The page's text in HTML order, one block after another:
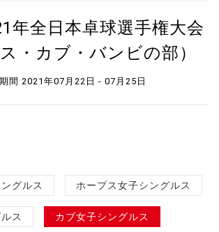
年全日本卓球選手権大会
・カブ・バンビの部）
間 2021年07月22日 - 07月25日
グルス ホープス女子シングルス
ス カブ女子シングルス